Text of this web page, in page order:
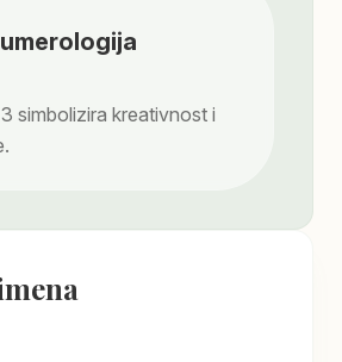
simbolizira kreativnost i